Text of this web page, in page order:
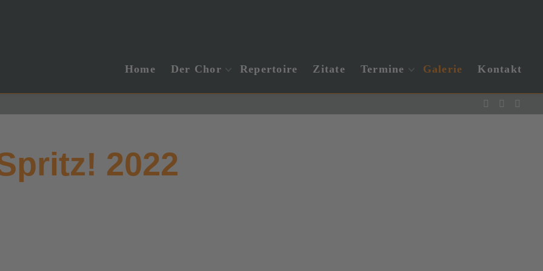
Home Der Chor Repertoire Zitate Termine Galerie Kontakt
2022